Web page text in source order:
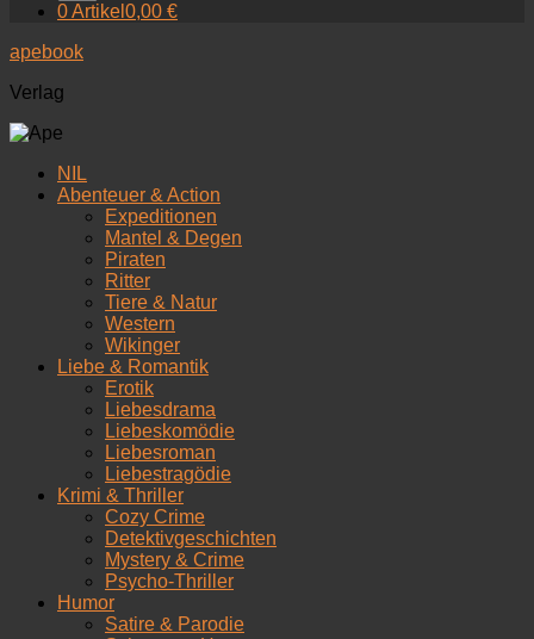
0 Artikel 0,00 €
apebook
Verlag
NIL
Abenteuer & Action
Expeditionen
Mantel & Degen
Piraten
Ritter
Tiere & Natur
Western
Wikinger
Liebe & Romantik
Erotik
Liebesdrama
Liebeskomödie
Liebesroman
Liebestragödie
Krimi & Thriller
Cozy Crime
Detektivgeschichten
Mystery & Crime
Psycho-Thriller
Humor
Satire & Parodie